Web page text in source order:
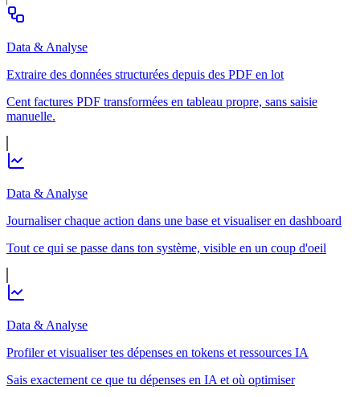
Data & Analyse
Extraire des données structurées depuis des PDF en lot
Cent factures PDF transformées en tableau propre, sans saisie
manuelle.
Data & Analyse
Journaliser chaque action dans une base et visualiser en dashboard
Tout ce qui se passe dans ton système, visible en un coup d'oeil
Data & Analyse
Profiler et visualiser tes dépenses en tokens et ressources IA
Sais exactement ce que tu dépenses en IA et où optimiser